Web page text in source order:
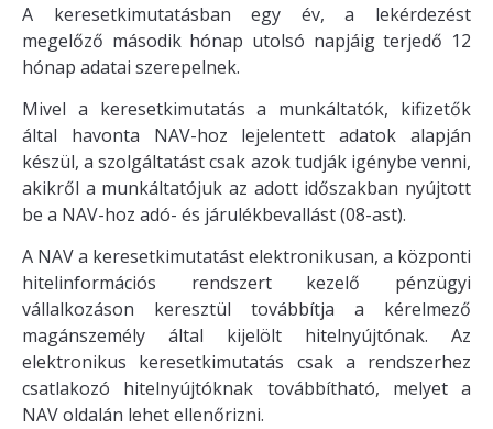
A keresetkimutatásban egy év, a lekérdezést
megelőző második hónap utolsó napjáig terjedő 12
hónap adatai szerepelnek.
Mivel a keresetkimutatás a munkáltatók, kifizetők
által havonta NAV-hoz lejelentett adatok alapján
készül, a szolgáltatást csak azok tudják igénybe venni,
akikről a munkáltatójuk az adott időszakban nyújtott
be a NAV-hoz adó- és járulékbevallást (08-ast).
A NAV a keresetkimutatást elektronikusan, a központi
hitelinformációs rendszert kezelő pénzügyi
vállalkozáson keresztül továbbítja a kérelmező
magánszemély által kijelölt hitelnyújtónak. Az
elektronikus keresetkimutatás csak a rendszerhez
csatlakozó hitelnyújtóknak továbbítható, melyet a
NAV oldalán lehet ellenőrizni.